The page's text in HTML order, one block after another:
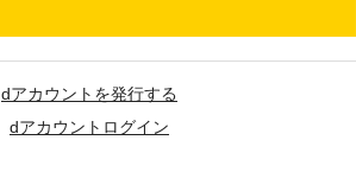
dアカウントを発行する
dアカウントログイン